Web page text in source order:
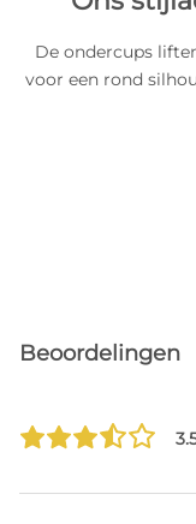
De ondercups
voor een rond
Beoordelingen